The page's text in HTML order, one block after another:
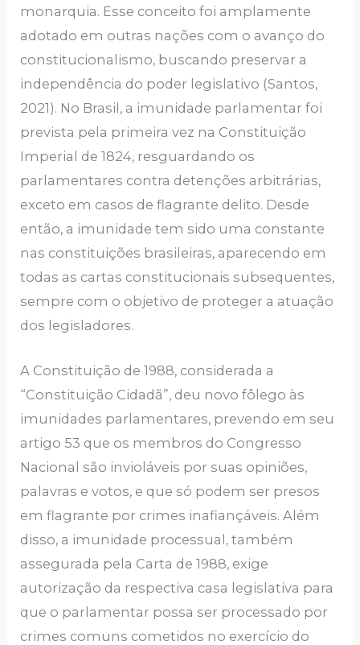
monarquia. Esse conceito foi amplamente
adotado em outras nações com o avanço do
constitucionalismo, buscando preservar a
independência do poder legislativo (Santos,
2021). No Brasil, a imunidade parlamentar foi
prevista pela primeira vez na Constituição
Imperial de 1824, resguardando os
parlamentares contra detenções arbitrárias,
exceto em casos de flagrante delito. Desde
então, a imunidade tem sido uma constante
nas constituições brasileiras, aparecendo em
todas as cartas constitucionais subsequentes,
sempre com o objetivo de proteger a atuação
dos legisladores.
A Constituição de 1988, considerada a
“Constituição Cidadã”, deu novo fôlego às
imunidades parlamentares, prevendo em seu
artigo 53 que os membros do Congresso
Nacional são invioláveis por suas opiniões,
palavras e votos, e que só podem ser presos
em flagrante por crimes inafiançáveis. Além
disso, a imunidade processual, também
assegurada pela Carta de 1988, exige
autorização da respectiva casa legislativa para
que o parlamentar possa ser processado por
crimes comuns cometidos no exercício do